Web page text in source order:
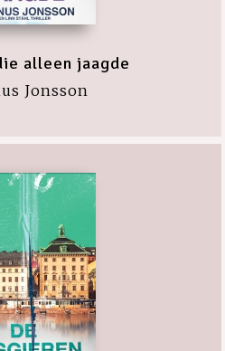
alleen jaagde
Jonsson